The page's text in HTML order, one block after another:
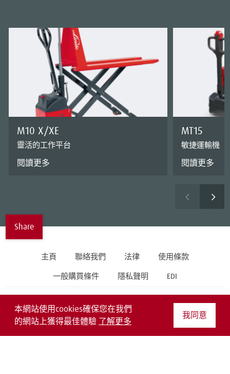
本網站使用cookies確保您在我們
的網站上獲得最佳體驗
了解更多
我同意
M10 X/XE
靈活的工作平台
閱讀更多
MT15
敏捷運輸機
閱讀更多
Share
主頁 聯絡我們 法律 使用條款
一般購買條件 隱私聲明 EDI